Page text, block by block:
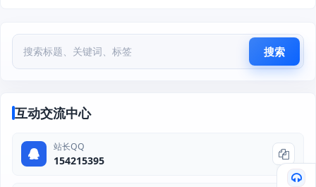
搜索
互动交流中心
站长QQ
154215395